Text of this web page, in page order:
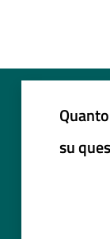
su